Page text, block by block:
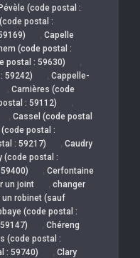
(code postal :
postal :
, Capelle
(code postal :
postal : 59630) ,
59242) , Cappelle-
, Carnières (code
: 59112) ,
, Cassel (code postal
postal :
: 59217) , Caudry
(code postal :
, Cerfontaine
un joint , changer
un robinet (sauf
(code postal :
, Chéreng
(code postal :
: 59740) , Clary